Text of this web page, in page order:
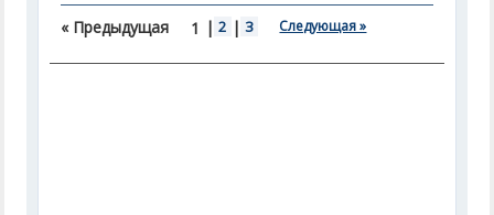
« Предыдущая 1 | 2 | 3 Следующая »